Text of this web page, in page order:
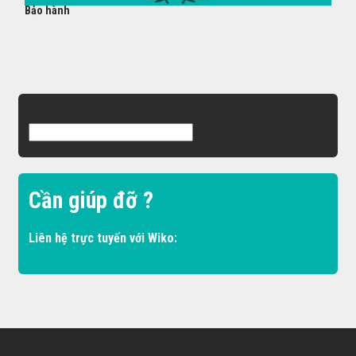
Bảo hành
Cần giúp đỡ ?
Liên hệ trực tuyến với Wiko: